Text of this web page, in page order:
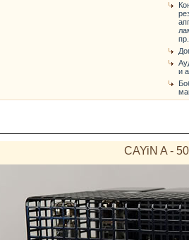
и
CAYiN A -